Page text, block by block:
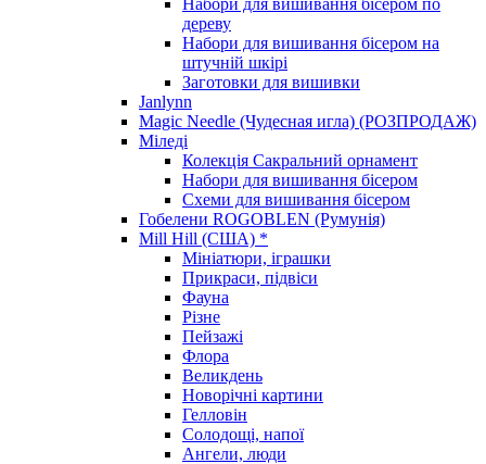
дереву
Набори для вишивання бісером на
штучній шкірі
Заготовки для вишивки
Janlynn
Magic Needle (Чудесная игла) (РОЗПРОДАЖ)
Міледі
Колекція Сакральний орнамент
Набори для вишивання бісером
Схеми для вишивання бісером
Гобелени ROGOBLEN (Румунія)
Mill Hill (США) *
Мініатюри, іграшки
Прикраси, підвіси
Фауна
Різне
Пейзажі
Флора
Великдень
Новорічні картини
Гелловін
Солодощі, напої
Ангели, люди